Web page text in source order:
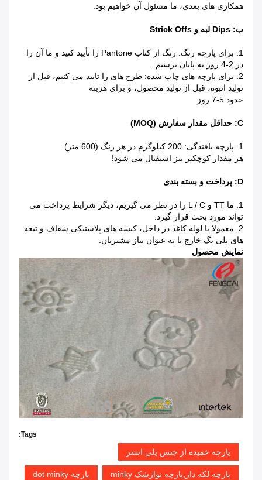
همکاری های بعدی، ما مسئول آن خواهیم بود.
ب: Dips لبه و Strick Offs
1. برای پارچه رنگ: رنگ از کتاب Pantone را تأیید کنید و ما آن را
در 2-4 روز به پایان برسیم.
2. برای پارچه های چاپ شده: طرح های را تایید می کنیم، قبل از
تولید انبوه، قبل از تولید محصول، و برای هزینه
حدود 5-7 روز
C: حداقل مقدار سفارش (MOQ)
1. پارچه بافندگی: 200 کیلوگرم در هر رنگ (600 متر)
هر مقدار کوچکتر نیز استقبال می شود!
D: پرداخت و بسته بندی
1. ما TT و L / C را در نظر می گیریم، دیگر شرایط پرداخت می
تواند مورد بحث قرار گیرد.
2. معمولا با لوله کاغذ در داخل، کیسه های پلاستیکی شفاف و تیغه
های پلی بگ خارج یا به عنوان نیاز مشتریان.
نمایش محصول
Tags:
پارچه خمیده از جنس پلی استر
پارچه لکه دار,پارچه نوازشک minky پارچه dot minky